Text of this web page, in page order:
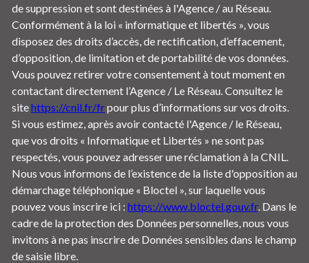
de suppression et sont destinées à l'Agence / au Réseau.
Conformément à la loi « informatique et libertés », vous
disposez des droits d’accès, de rectification, d’effacement,
d’opposition, de limitation et de portabilité de vos données.
Vous pouvez retirer votre consentement à tout moment en
contactant directement l’Agence / Le Réseau. Consultez le
sitehttps://cnil.fr/frpour plus d’informations sur vos droits.
Si vous estimez, après avoir contacté l'Agence / le Réseau,
que vos droits « Informatique et Libertés » ne sont pas
respectés, vous pouvez adresser une réclamation à la CNIL.
Nous vous informons de l’existence de la liste d'opposition au
démarchage téléphonique « Bloctel », sur laquelle vous
pouvez vous inscrire ici : https://www.bloctel.gouv.fr. Dans le
cadre de la protection des Données personnelles, nous vous
invitons à ne pas inscrire de Données sensibles dans le champ
de saisie libre.